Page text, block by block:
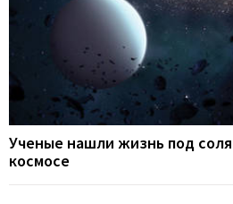
Ученые нашли жизнь под
космосе